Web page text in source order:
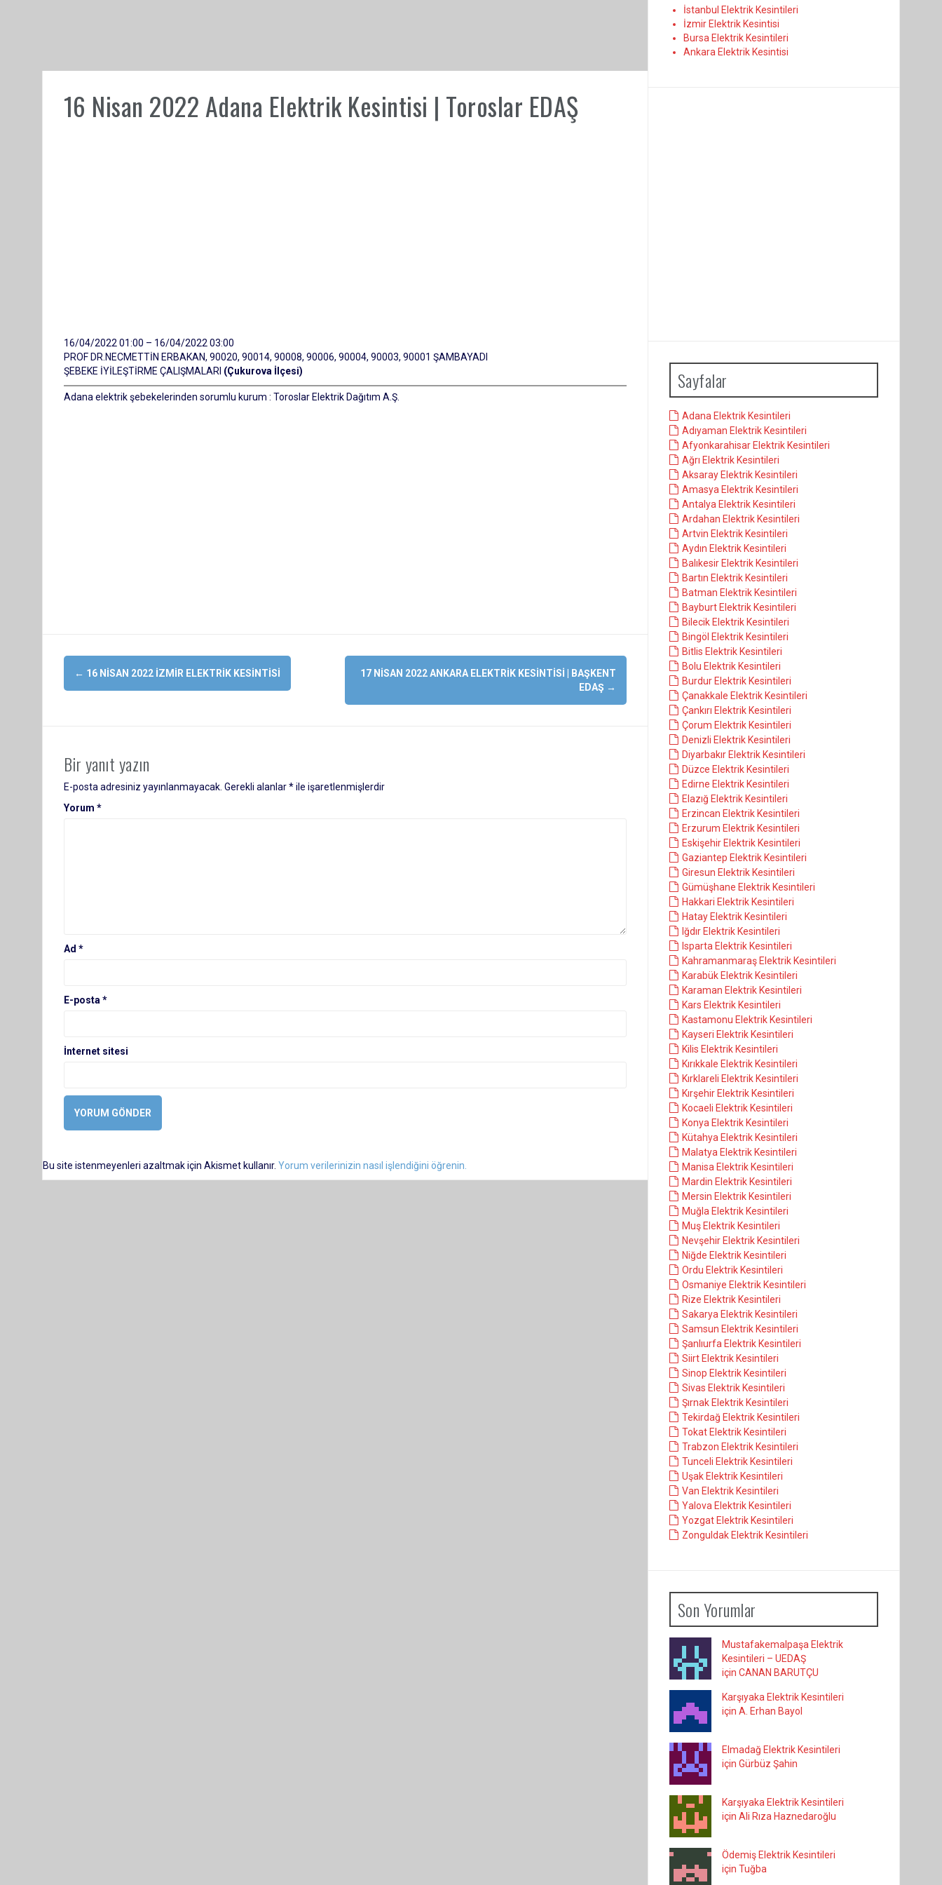
16 Nisan 2022 Adana Elektrik Kesintisi | Toroslar EDAŞ
16/04/2022 01:00 – 16/04/2022 03:00
PROF DR.NECMETTİN ERBAKAN, 90020, 90014, 90008, 90006, 90004, 90003, 90001 ŞAMBAYADI
ŞEBEKE İYİLEŞTİRME ÇALIŞMALARI (Çukurova İlçesi)
Adana elektrik şebekelerinden sorumlu kurum : Toroslar Elektrik Dağıtım A.Ş.
Yazı
dolaşımı
← 16 NISAN 2022 İZMIR ELEKTRIK KESINTISI
17 NISAN 2022 ANKARA ELEKTRIK KESINTISI | BAŞKENT
EDAŞ →
Bir yanıt yazın
E-posta adresiniz yayınlanmayacak. Gerekli alanlar*ile işaretlenmişlerdir
Yorum *
Ad *
E-posta *
İnternet sitesi
Bu site istenmeyenleri azaltmak için Akismet kullanır. Yorum verilerinizin nasıl işlendiğini öğrenin.
İstanbul Elektrik Kesintileri
İzmir Elektrik Kesintisi
Bursa Elektrik Kesintileri
Ankara Elektrik Kesintisi
Sayfalar
Adana Elektrik Kesintileri
Adıyaman Elektrik Kesintileri
Afyonkarahisar Elektrik Kesintileri
Ağrı Elektrik Kesintileri
Aksaray Elektrik Kesintileri
Amasya Elektrik Kesintileri
Antalya Elektrik Kesintileri
Ardahan Elektrik Kesintileri
Artvin Elektrik Kesintileri
Aydın Elektrik Kesintileri
Balıkesir Elektrik Kesintileri
Bartın Elektrik Kesintileri
Batman Elektrik Kesintileri
Bayburt Elektrik Kesintileri
Bilecik Elektrik Kesintileri
Bingöl Elektrik Kesintileri
Bitlis Elektrik Kesintileri
Bolu Elektrik Kesintileri
Burdur Elektrik Kesintileri
Çanakkale Elektrik Kesintileri
Çankırı Elektrik Kesintileri
Çorum Elektrik Kesintileri
Denizli Elektrik Kesintileri
Diyarbakır Elektrik Kesintileri
Düzce Elektrik Kesintileri
Edirne Elektrik Kesintileri
Elazığ Elektrik Kesintileri
Erzincan Elektrik Kesintileri
Erzurum Elektrik Kesintileri
Eskişehir Elektrik Kesintileri
Gaziantep Elektrik Kesintileri
Giresun Elektrik Kesintileri
Gümüşhane Elektrik Kesintileri
Hakkari Elektrik Kesintileri
Hatay Elektrik Kesintileri
Iğdır Elektrik Kesintileri
Isparta Elektrik Kesintileri
Kahramanmaraş Elektrik Kesintileri
Karabük Elektrik Kesintileri
Karaman Elektrik Kesintileri
Kars Elektrik Kesintileri
Kastamonu Elektrik Kesintileri
Kayseri Elektrik Kesintileri
Kilis Elektrik Kesintileri
Kırıkkale Elektrik Kesintileri
Kırklareli Elektrik Kesintileri
Kırşehir Elektrik Kesintileri
Kocaeli Elektrik Kesintileri
Konya Elektrik Kesintileri
Kütahya Elektrik Kesintileri
Malatya Elektrik Kesintileri
Manisa Elektrik Kesintileri
Mardin Elektrik Kesintileri
Mersin Elektrik Kesintileri
Muğla Elektrik Kesintileri
Muş Elektrik Kesintileri
Nevşehir Elektrik Kesintileri
Niğde Elektrik Kesintileri
Ordu Elektrik Kesintileri
Osmaniye Elektrik Kesintileri
Rize Elektrik Kesintileri
Sakarya Elektrik Kesintileri
Samsun Elektrik Kesintileri
Şanlıurfa Elektrik Kesintileri
Siirt Elektrik Kesintileri
Sinop Elektrik Kesintileri
Sivas Elektrik Kesintileri
Şırnak Elektrik Kesintileri
Tekirdağ Elektrik Kesintileri
Tokat Elektrik Kesintileri
Trabzon Elektrik Kesintileri
Tunceli Elektrik Kesintileri
Uşak Elektrik Kesintileri
Van Elektrik Kesintileri
Yalova Elektrik Kesintileri
Yozgat Elektrik Kesintileri
Zonguldak Elektrik Kesintileri
Son Yorumlar
Mustafakemalpaşa Elektrik
Kesintileri – UEDAŞ
için CANAN BARUTÇU
Karşıyaka Elektrik Kesintileri
için A. Erhan Bayol
Elmadağ Elektrik Kesintileri
için Gürbüz Şahin
Karşıyaka Elektrik Kesintileri
için Ali Rıza Haznedaroğlu
Ödemiş Elektrik Kesintileri
için Tuğba